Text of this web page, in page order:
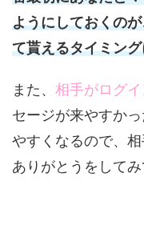
ようにしておくの
て貰えるタイミン
また、 相手がログ
セージが来やすか
やすくなるので、
ありがとうをしてみ